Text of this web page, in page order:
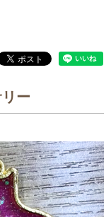
ー